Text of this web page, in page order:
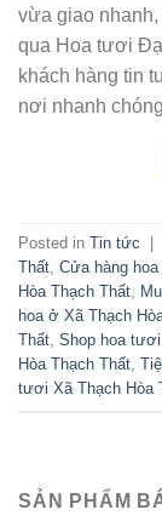
vừa giao
qua Hoa tươi
khách hàng tin
nơi nhanh
Posted in Tin tức
Thất Cửa hàng
Hòa Thạch Thất
hoa ở Xã Thạch
Thất Shop hoa
Hòa Thạch Thất
tươi Xã Thạch Hòa
SẢN PHẨM